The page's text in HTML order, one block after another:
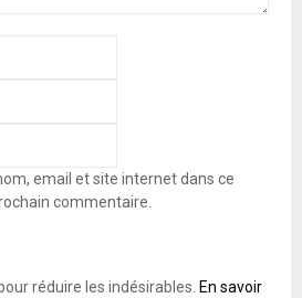
email et site internet dans ce
commentaire.
réduire les indésirables. En savoir